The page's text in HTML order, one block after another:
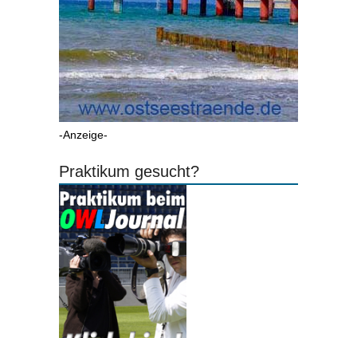
-Anzeige-
Praktikum gesucht?